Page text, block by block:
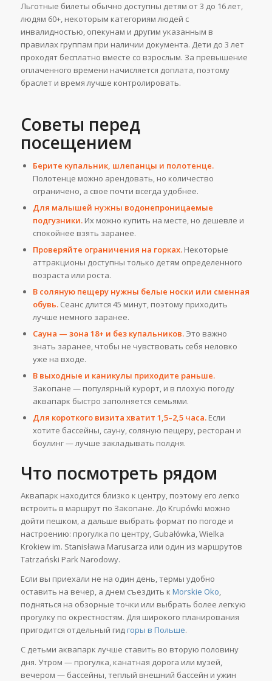
Льготные билеты обычно доступны детям от 3 до 16 лет,
людям 60+, некоторым категориям людей с
инвалидностью, опекунам и другим указанным в
правилах группам при наличии документа. Дети до 3 лет
проходят бесплатно вместе со взрослым. За превышение
оплаченного времени начисляется доплата, поэтому
браслет и время лучше контролировать.
Советы перед
посещением
Берите купальник, шлепанцы и полотенце.
Полотенце можно арендовать, но количество
ограничено, а свое почти всегда удобнее.
Для малышей нужны водонепроницаемые
подгузники.Их можно купить на месте, но дешевле и
спокойнее взять заранее.
Проверяйте ограничения на горках.Некоторые
аттракционы доступны только детям определенного
возраста или роста.
В соляную пещеру нужны белые носки или сменная
обувь.Сеанс длится 45 минут, поэтому приходить
лучше немного заранее.
Сауна — зона 18+ и без купальников.Это важно
знать заранее, чтобы не чувствовать себя неловко
уже на входе.
В выходные и каникулы приходите раньше.
Закопане — популярный курорт, и в плохую погоду
аквапарк быстро заполняется семьями.
Для короткого визита хватит 1,5–2,5 часа.Если
хотите бассейны, сауну, соляную пещеру, ресторан и
боулинг — лучше закладывать полдня.
Что посмотреть рядом
Аквапарк находится близко к центру, поэтому его легко
встроить в маршрут по Закопане. До Krupówki можно
дойти пешком, а дальше выбрать формат по погоде и
настроению: прогулка по центру, Gubałówka, Wielka
Krokiew im. Stanisława Marusarza или один из маршрутов
Tatrzański Park Narodowy.
Если вы приехали не на один день, термы удобно
оставить на вечер, а днем съездить к Morskie Oko
подняться на обзорные точки или выбрать более легкую
прогулку по окрестностям. Для широкого планирования
пригодится отдельный гид горы в Польше.
С детьми аквапарк лучше ставить во вторую половину
дня. Утром — прогулка, канатная дорога или музей,
вечером — бассейны, теплый внешний бассейн и ужин